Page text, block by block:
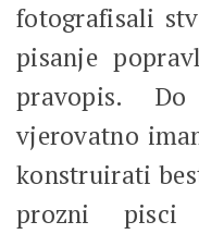
fotografisali
pisanje
pravopis.
vjerovatno
konstruirati
prozni pisci